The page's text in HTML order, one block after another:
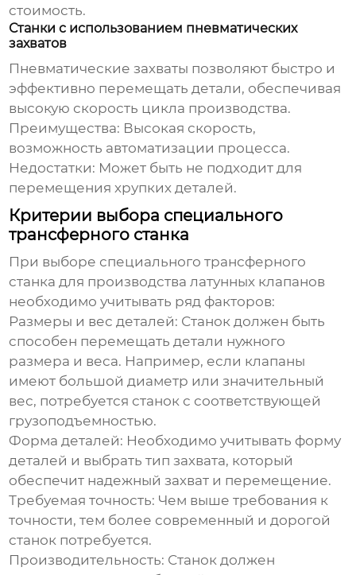
стоимость.
Станки с использованием пневматических
захватов
Пневматические захваты позволяют быстро и
эффективно перемещать детали, обеспечивая
высокую скорость цикла производства.
Преимущества: Высокая скорость,
возможность автоматизации процесса.
Недостатки: Может быть не подходит для
перемещения хрупких деталей.
Критерии выбора специального
трансферного станка
При выборе специального трансферного
станка для производства латунных клапанов
необходимо учитывать ряд факторов:
Размеры и вес деталей: Станок должен быть
способен перемещать детали нужного
размера и веса. Например, если клапаны
имеют большой диаметр или значительный
вес, потребуется станок с соответствующей
грузоподъемностью.
Форма деталей: Необходимо учитывать форму
деталей и выбрать тип захвата, который
обеспечит надежный захват и перемещение.
Требуемая точность: Чем выше требования к
точности, тем более современный и дорогой
станок потребуется.
Производительность: Станок должен